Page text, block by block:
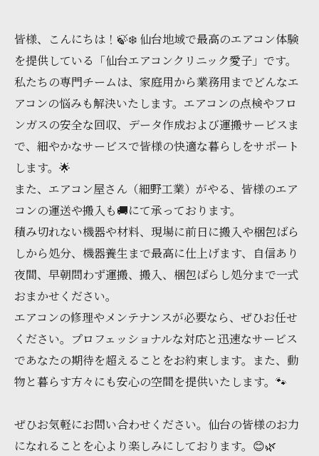
皆様、こんにちは！🍃❄️ 仙台地域で最高のエアコン体験
を提供している「仙台エアコンクリニック愛子」です。
私たちの専門チームは、家庭用から業務用までどんなエ
アコンの悩みも解決いたします。エアコンの点検やフロ
ンガスの安全な回収、データ作成および運搬サービスま
で、細やかなサービスで皆様の快適な暮らしをサポート
します。🌟
また、エアコン屋さん（細野工業）がやる、皆様のエア
コンの運送や搬入も🚚にて承っております。
積み切れない機器や材料、現場に前日に搬入や梱包ばら
しから処分、機器養生まで最高に仕上げます、自信あり
夜間、早朝問わず運搬、搬入、梱包ばらし処分まで一式
おまかせください。
エアコンの修理やメンテナンスが必要なら、ぜひお任せ
ください。プロフェッショナルな対応と迅速なサービス
であなたの期待を超えることをお約束します。また、動
物と暮らす方々にも安心の空間を提供いたします。🐾
ぜひお気軽にお問い合わせください。仙台の皆様のお力
になれることを心より楽しみにしております。😊🌿